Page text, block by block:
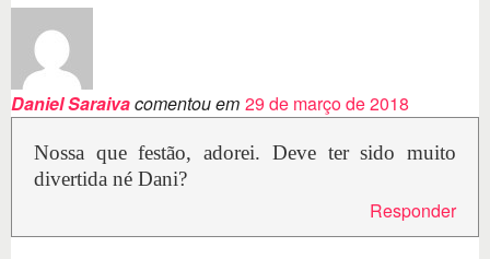
Daniel Saraivacomentou em 29 de março de 2018
Nossa que festão, adorei. Deve ter sido muito
divertida né Dani?
Responder